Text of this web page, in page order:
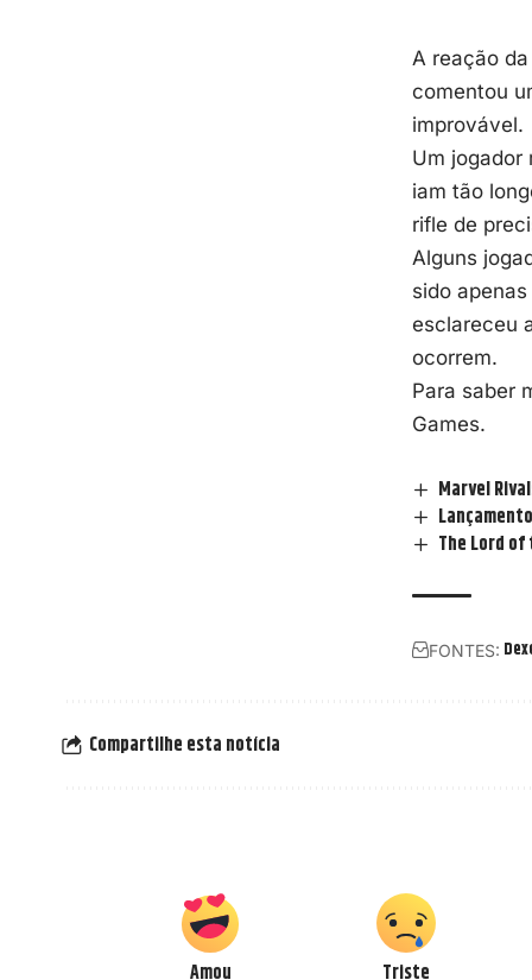
A reação
comentou
improvável.
Um jogador
iam tão
rifle de
Alguns
sido
esclareceu
ocorrem.
Para saber
Games.
Marvel
The Lord of
FONTES:
Compartilhe esta notícia
Amou Triste